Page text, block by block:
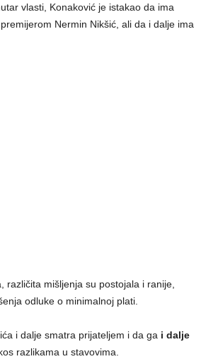
vlasti, Konaković je istakao da ima
Nermin Nikšić, ali da i dalje ima
različita mišljenja su postojala i ranije,
odluke o minimalnoj plati.
i dalje smatra prijateljem i da ga i dalje
razlikama u stavovima.